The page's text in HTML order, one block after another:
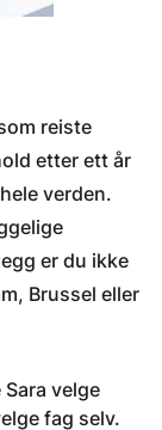
reiste
etter ett år
verden.
er du ikke
Brussel eller
velge
fag selv.